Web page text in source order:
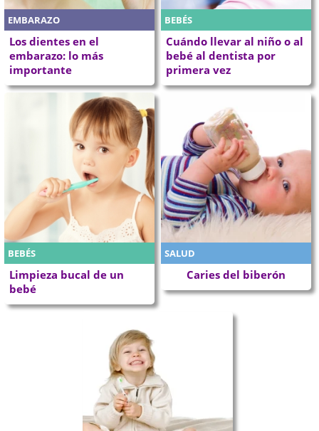
EMBARAZO
Los dientes en el
embarazo: lo más
importante
BEBÉS
Cuándo llevar al niño o al
bebé al dentista por
primera vez
BEBÉS
Limpieza bucal de un
bebé
SALUD
Caries del biberón